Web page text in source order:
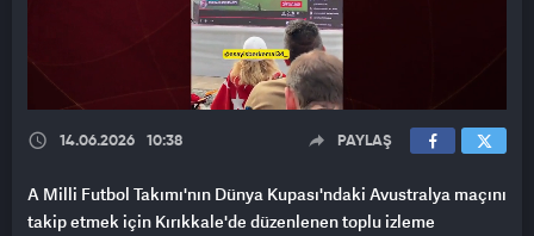
14.06.2026 10:38 PAYLAŞ
A Milli Futbol Takımı'nın Dünya Kupası'ndaki Avustralya maçını
takip etmek için Kırıkkale'de düzenlenen toplu izleme